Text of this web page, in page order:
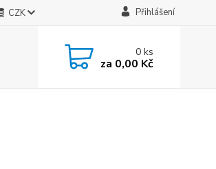
CZK Přihlášení
0ks
za 0,00 Kč